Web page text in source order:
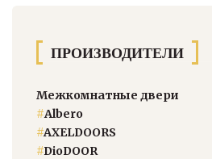
ПРОИЗВОДИТЕЛИ
Межкомнатные двери
#Albero
#AXELDOORS
#DioDOOR